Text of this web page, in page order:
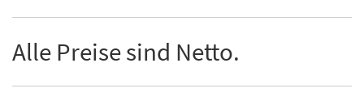
Alle Preise sind Netto.